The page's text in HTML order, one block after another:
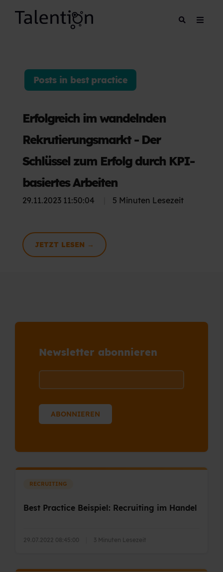
Posts in best practice
Erfolgreich im wandelnden
Rekrutierungsmarkt - Der
Schlüssel zum Erfolg durch KPI-
basiertes Arbeiten
29.11.2023 11:50:04 5 Minuten Lesezeit
JETZT LESEN →
Newsletter abonnieren
RECRUITING
Best Practice Beispiel: Recruiting im Handel
29.07.2022 08:45:00 3 Minuten Lesezeit